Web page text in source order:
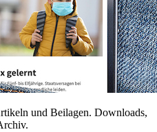
und Beilagen. Downloads,